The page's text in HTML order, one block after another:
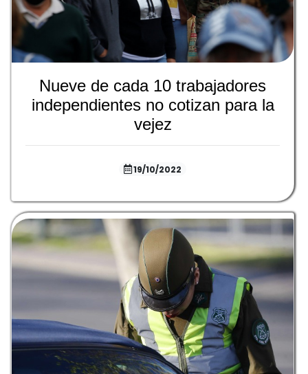
Nueve de cada 10 trabajadores
independientes no cotizan para la
vejez
19/10/2022